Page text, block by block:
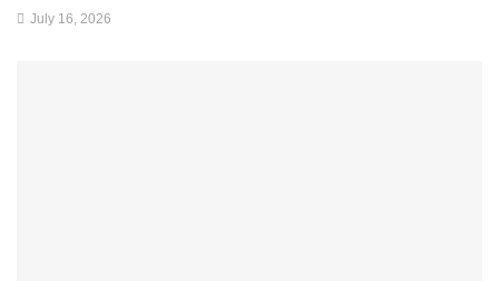
July 16, 2026